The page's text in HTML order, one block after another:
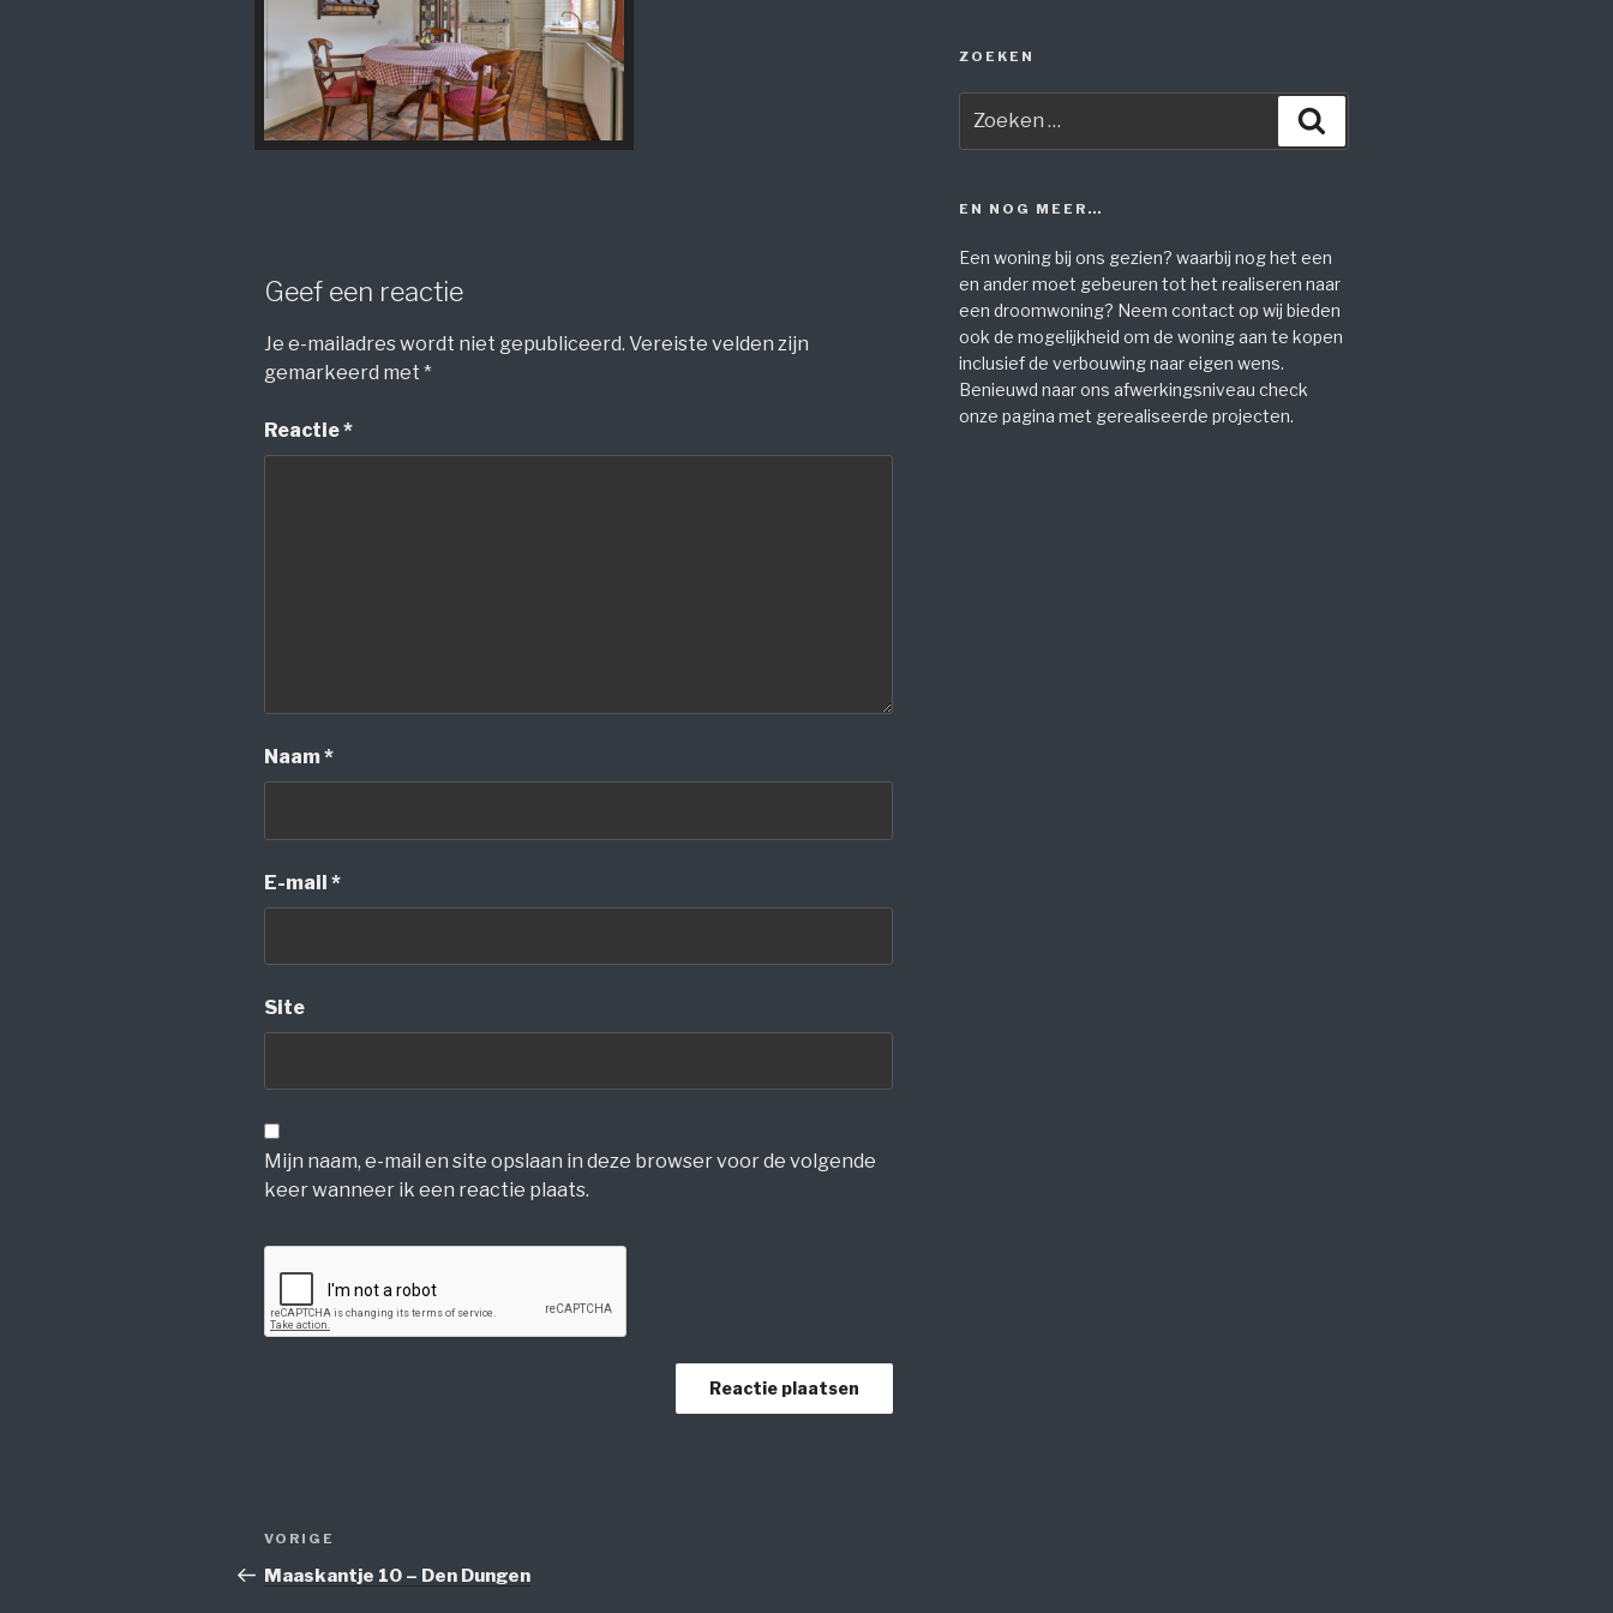
Geef een reactie
Je e-mailadres wordt niet gepubliceerd. Vereiste velden zijn
gemarkeerd met *
Reactie*
Naam *
E-mail *
Site
Mijn naam, e-mail en site opslaan in deze browser voor de volgende
keer wanneer ik een reactie plaats.
Bericht
navigatie
Vorig
bericht
VORIGE
Maaskantje 10 – Den Dungen
ZOEKEN
naar:
EN NOG MEER…
Een woning bij ons gezien? waarbij nog het een
en ander moet gebeuren tot het realiseren naar
een droomwoning? Neem contact op wij bieden
ook de mogelijkheid om de woning aan te kopen
inclusief de verbouwing naar eigen wens.
Benieuwd naar ons afwerkingsniveau check
onze pagina met gerealiseerde projecten.